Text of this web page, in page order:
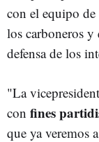
con el equipo
los carboneros
defensa de los
"La
con fines
que ya veremos